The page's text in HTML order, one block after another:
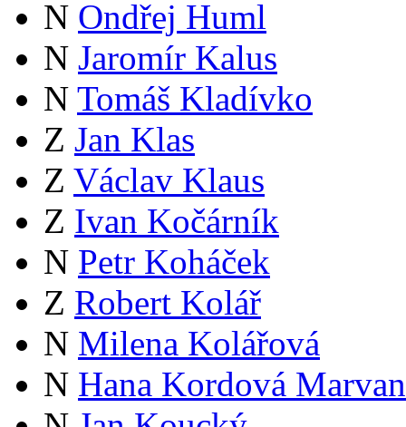
N Ondřej Huml
N Jaromír Kalus
N Tomáš Kladívko
Z Jan Klas
Z Václav Klaus
Z Ivan Kočárník
N Petr Koháček
Z Robert Kolář
N Milena Kolářová
N Hana Kordová